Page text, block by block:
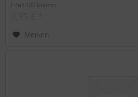
Inhalt 100 Gramm
Merken